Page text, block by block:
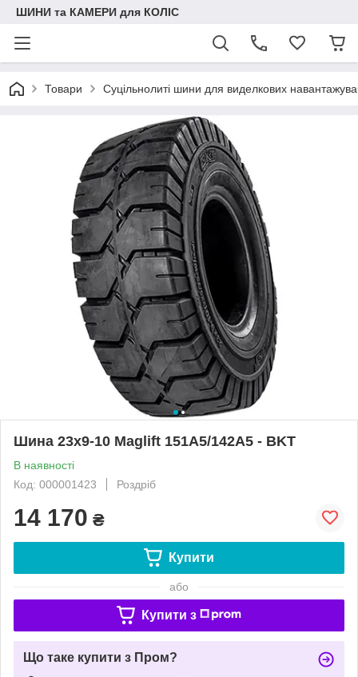
ШИНИ та КАМЕРИ для КОЛІС
Товари Суцільнолиті шини для виделкових
Шина 23x9-10 Maglift 151A5/142A5 - BKT
В наявності
Код: 000001423
Роздріб
14 170 ₴
Купити
або
Купити з
Що таке купити з Пром?